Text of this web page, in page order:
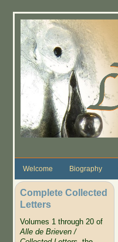
Welcome Biography
Complete Collected
Letters
Volumes 1 through 20 of
Alle de Brieven /